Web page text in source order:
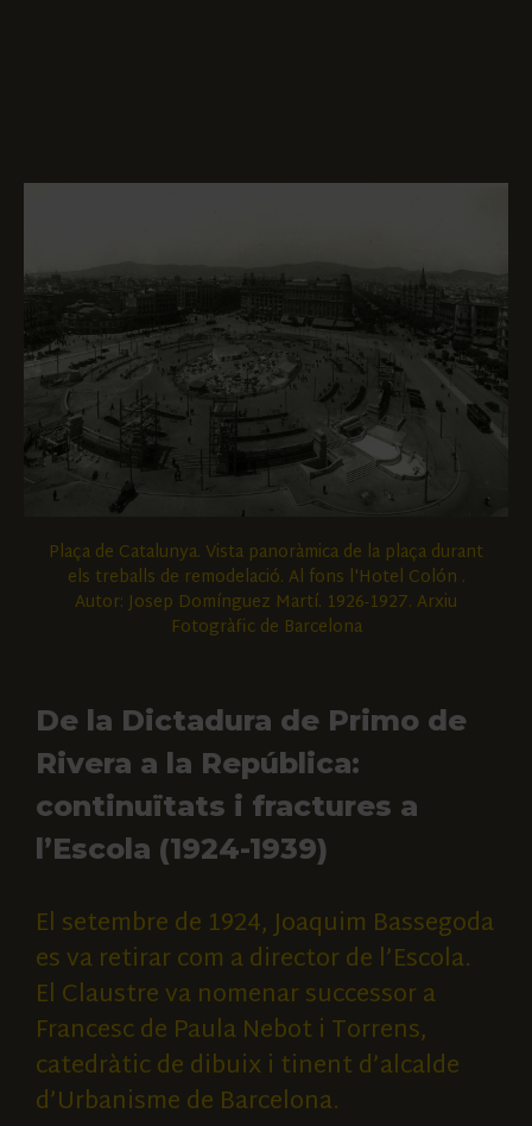
De la Dictadura de Primo de
Rivera a la República:
continuïtats i fractures a
l’Escola (1924-1939)
El setembre de 1924, Joaquim Bassegoda
es va retirar com a director de l’Escola.
El Claustre va nomenar successor a
Francesc de Paula Nebot i Torrens,
catedràtic de dibuix i tinent d’alcalde
d’Urbanisme de Barcelona.
Plaça de Catalunya. Vista panoràmica de la plaça durant
els treballs de remodelació. Al fons l'Hotel Colón .
Autor: Josep Domínguez Martí. 1926-1927. Arxiu
Fotogràfic de Barcelona